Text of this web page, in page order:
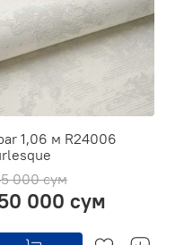
1,06 м R24006
000 сум
000 сум